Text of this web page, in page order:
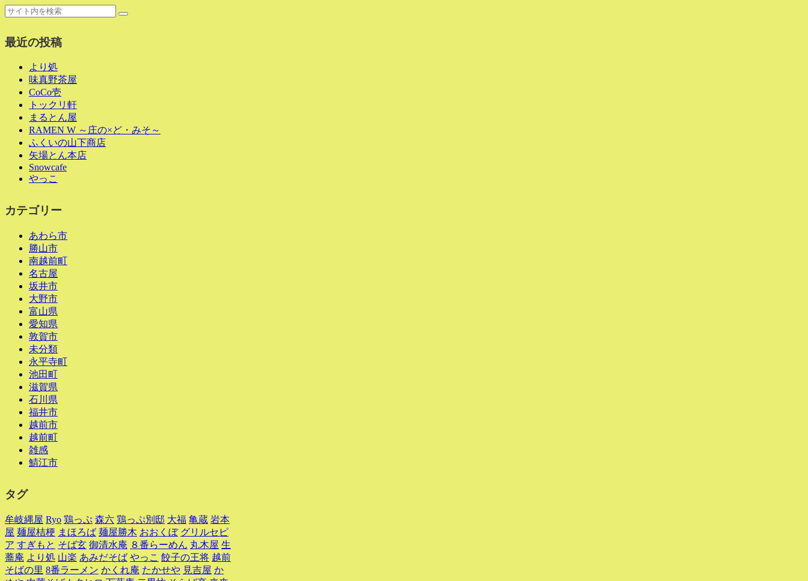
最近の投稿
より処
味真野茶屋
CoCo壱
トックリ軒
まるとん屋
RAMEN W ～庄の×ど・みそ～
ふくいの山下商店
矢場とん本店
Snowcafe
やっこ
カテゴリー
あわら市
勝山市
南越前町
名古屋
坂井市
大野市
富山県
愛知県
敦賀市
未分類
永平寺町
池田町
滋賀県
石川県
福井市
越前市
越前町
雑感
鯖江市
タグ
牟岐縄屋 Ryo 鶏っぷ 森六 鶏っぷ別邸 大福 亀蔵 岩本
屋 麺屋桔梗 まほろば 麺屋勝木 おおくぼ グリルセピ
ア すぎもと そば玄 御清水庵 ８番らーめん 丸木屋 生
蕎庵 より処 山楽 あみだそば やっこ 餃子の王将 越前
そばの里 8番ラーメン かくれ庵 たかせや 見吉屋 か